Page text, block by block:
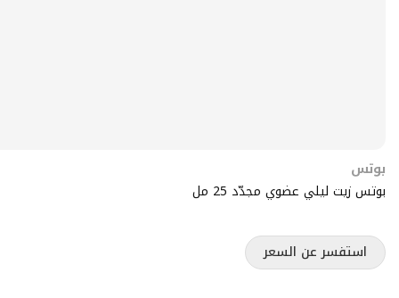
بوتس
بوتس زيت ليلي عضوي مجدّد 25 مل
استفسر عن السعر